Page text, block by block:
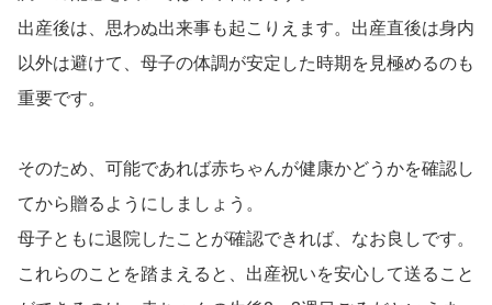
出産後は、思わぬ出来事も起こりえます。出産直後は身内
以外は避けて、母子の体調が安定した時期を見極めるのも
重要です。
そのため、可能であれば赤ちゃんが健康かどうかを確認し
てから贈るようにしましょう。
母子ともに退院したことが確認できれば、なお良しです。
これらのことを踏まえると、出産祝いを安心して送ること